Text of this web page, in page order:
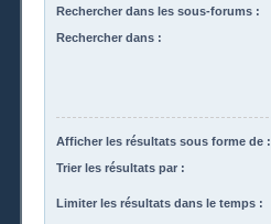
Rechercher dans les sous-forums :
Rechercher dans :
Afficher les résultats sous forme de :
Trier les résultats par :
Limiter les résultats dans le temps :